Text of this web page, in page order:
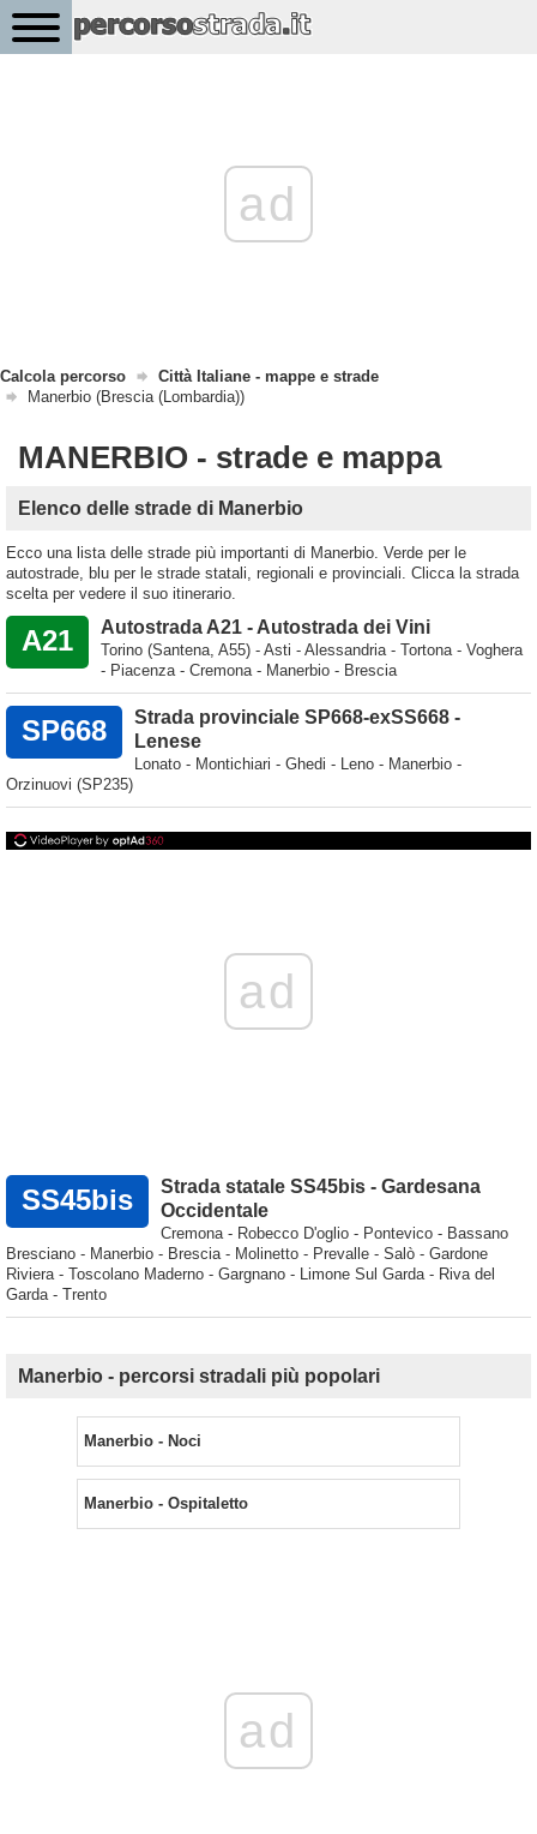
ad
Calcola percorso
Città Italiane - mappe e strade
Manerbio (Brescia (Lombardia))
MANERBIO - strade e mappa
Elenco delle strade di Manerbio
Ecco una lista delle strade più importanti di Manerbio. Verde per le
autostrade, blu per le strade statali, regionali e provinciali. Clicca la strada
scelta per vedere il suo itinerario.
A21 Autostrada A21 - Autostrada dei Vini
Torino (Santena, A55) - Asti - Alessandria - Tortona - Voghera
- Piacenza - Cremona - Manerbio - Brescia
SP668
Strada provinciale SP668-exSS668 -
Lenese
Lonato - Montichiari - Ghedi - Leno - Manerbio -
Orzinuovi (SP235)
ad
SS45bis
Strada statale SS45bis - Gardesana
Occidentale
Cremona - Robecco D'oglio - Pontevico - Bassano
Bresciano - Manerbio - Brescia - Molinetto - Prevalle - Salò - Gardone
Riviera - Toscolano Maderno - Gargnano - Limone Sul Garda - Riva del
Garda - Trento
Manerbio - percorsi stradali più popolari
Manerbio - Noci
Manerbio - Ospitaletto
ad